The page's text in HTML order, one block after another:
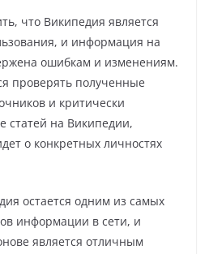
что Википедия является
и информация на
ошибкам и изменениям.
проверять полученные
и критически
статей на Википедии,
о конкретных личностях
остается одним из самых
информации в сети, и
является отличным